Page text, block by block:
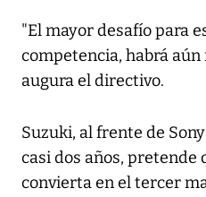
"El mayor desafío para
competencia, habrá
augura el directivo.
Suzuki, al frente de
casi dos años, pretende
convierta en el tercer